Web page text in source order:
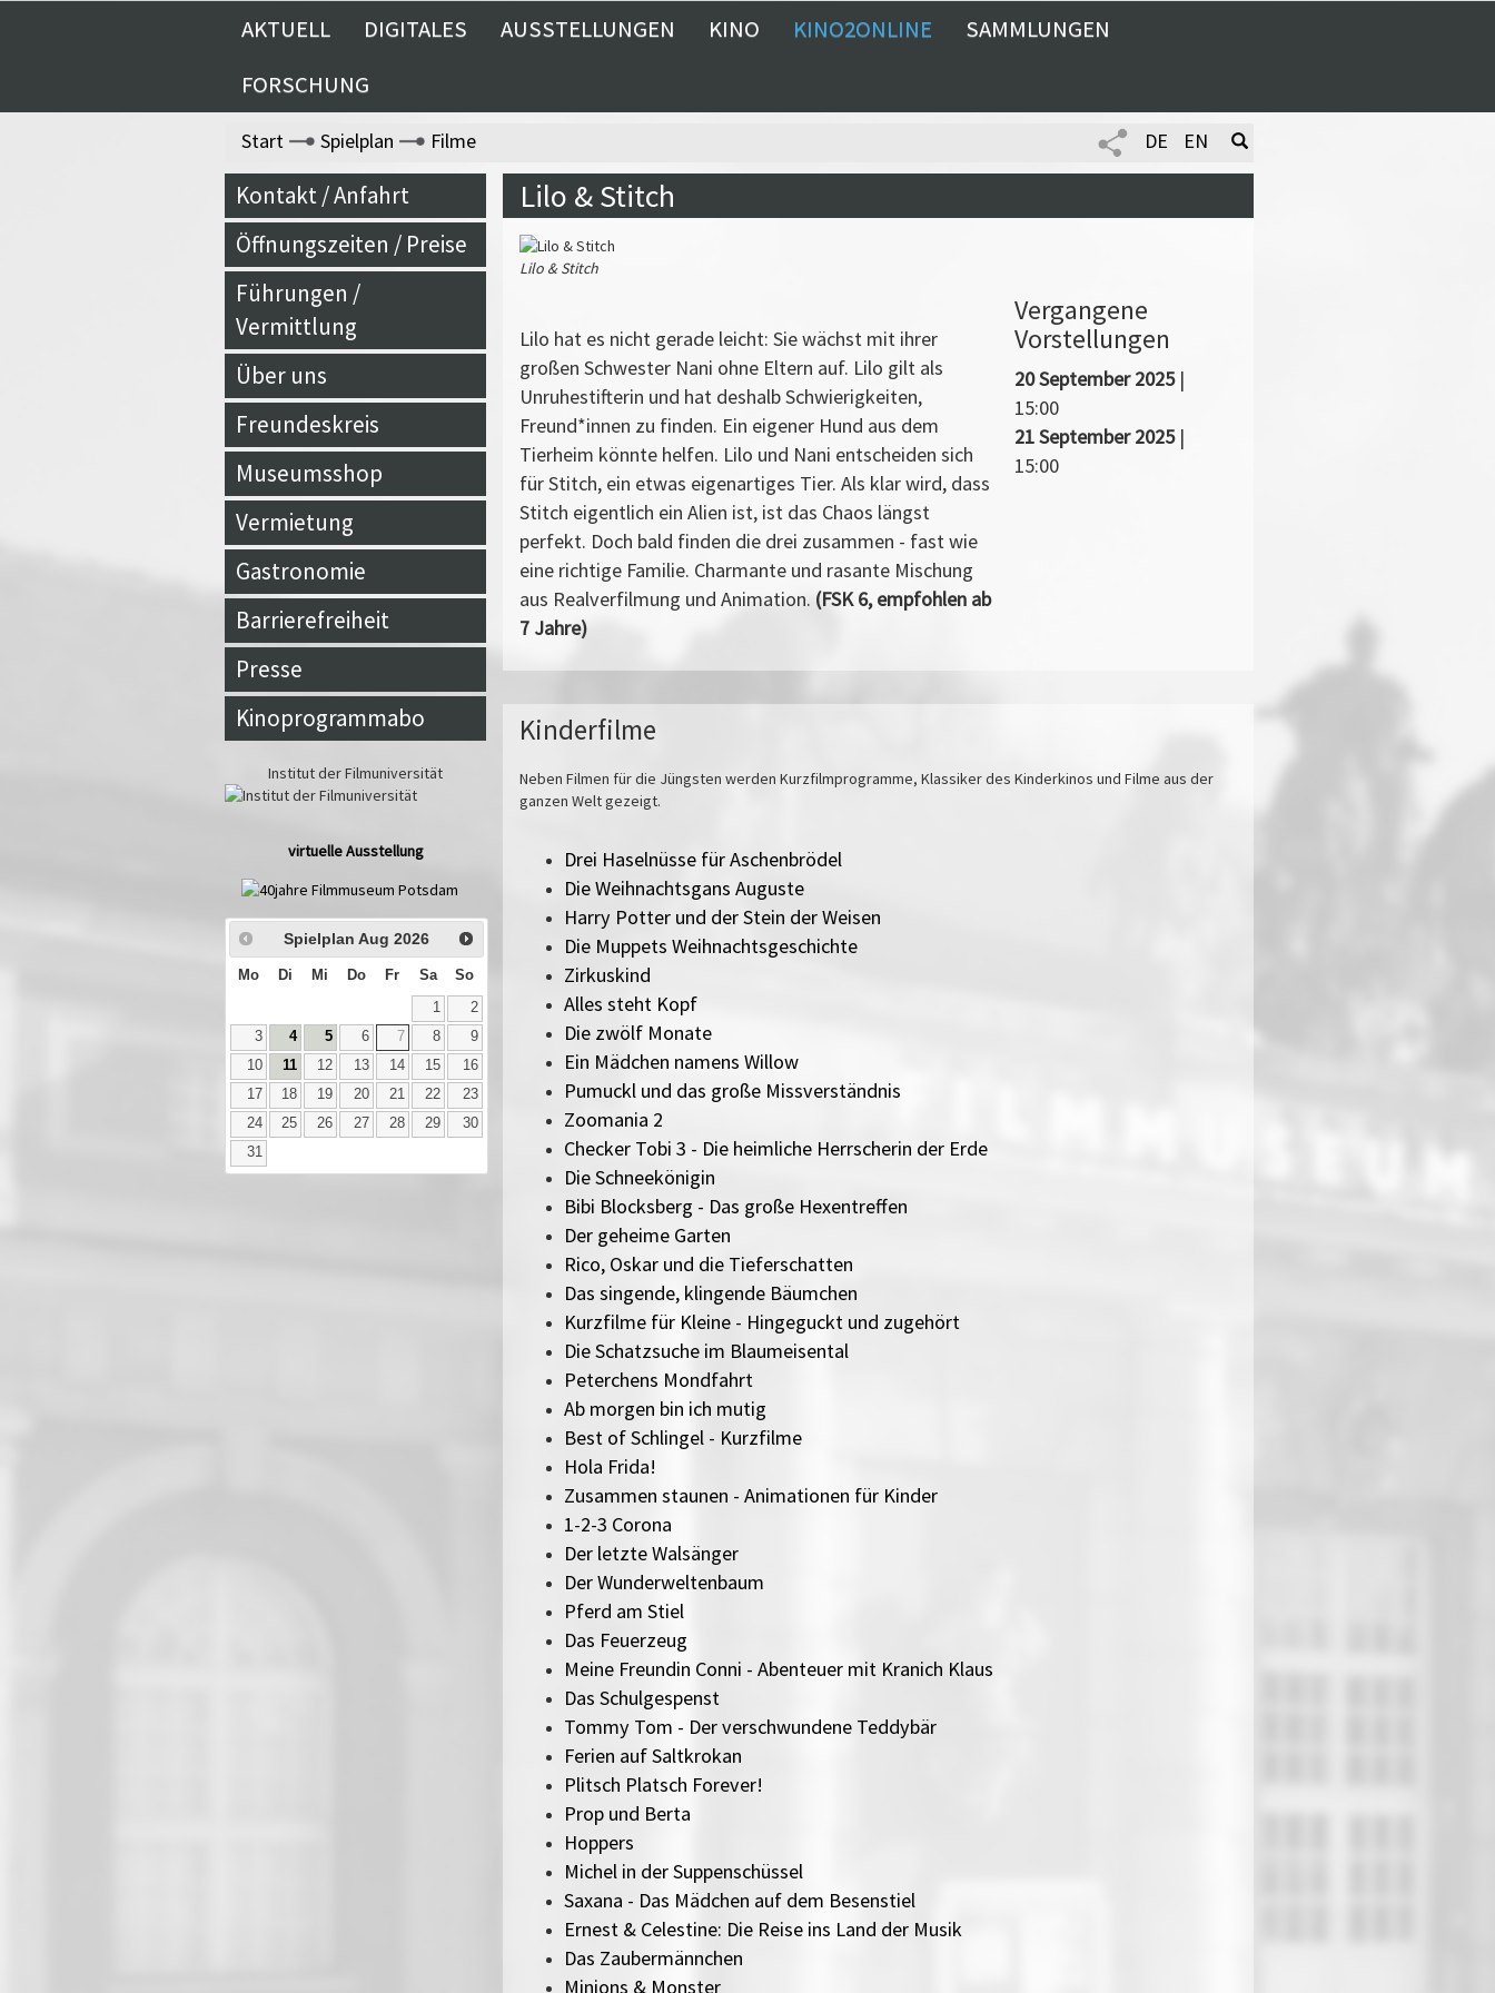
AKTUELL DIGITALES AUSSTELLUNGEN KINO KINO2ONLINE
SAMMLUNGEN
FORSCHUNG
Start Spielplan Filme DE EN
Kontakt / Anfahrt
Öffnungszeiten / Preise
Führungen /
Vermittlung
Über uns
Freundeskreis
Museumsshop
Vermietung
Gastronomie
Barrierefreiheit
Presse
Kinoprogrammabo
Institut der Filmuniversität
virtuelle Ausstellung
Spielplan Aug 2026
Mo Di Mi Do Fr Sa So
1
2
3
4 5 6 7 8
9
10
11 12 13 14 15
16
17
18 19 20 21 22
23
24
25 26 27 28 29
30
31
Lilo & Stitch
Lilo & Stitch
Lilo hat es nicht gerade leicht: Sie wächst mit ihrer
großen Schwester Nani ohne Eltern auf. Lilo gilt als
Unruhestifterin und hat deshalb Schwierigkeiten,
Freund*innen zu finden. Ein eigener Hund aus dem
Tierheim könnte helfen. Lilo und Nani entscheiden sich
für Stitch, ein etwas eigenartiges Tier. Als klar wird, dass
Stitch eigentlich ein Alien ist, ist das Chaos längst
perfekt. Doch bald finden die drei zusammen - fast wie
eine richtige Familie. Charmante und rasante Mischung
aus Realverfilmung und Animation. (FSK 6, empfohlen ab
7 Jahre)
Vergangene
Vorstellungen
20 September 2025|
15:00
21 September 2025|
15:00
Kinderfilme
Neben Filmen für die Jüngsten werden Kurzfilmprogramme, Klassiker des Kinderkinos und Filme aus der
ganzen Welt gezeigt.
Drei Haselnüsse für Aschenbrödel
Die Weihnachtsgans Auguste
Harry Potter und der Stein der Weisen
Die Muppets Weihnachtsgeschichte
Zirkuskind
Alles steht Kopf
Die zwölf Monate
Ein Mädchen namens Willow
Pumuckl und das große Missverständnis
Zoomania 2
Checker Tobi 3 - Die heimliche Herrscherin der Erde
Die Schneekönigin
Bibi Blocksberg - Das große Hexentreffen
Der geheime Garten
Rico, Oskar und die Tieferschatten
Das singende, klingende Bäumchen
Kurzfilme für Kleine - Hingeguckt und zugehört
Die Schatzsuche im Blaumeisental
Peterchens Mondfahrt
Ab morgen bin ich mutig
Best of Schlingel - Kurzfilme
Hola Frida!
Zusammen staunen - Animationen für Kinder
1-2-3 Corona
Der letzte Walsänger
Der Wunderweltenbaum
Pferd am Stiel
Das Feuerzeug
Meine Freundin Conni - Abenteuer mit Kranich Klaus
Das Schulgespenst
Tommy Tom - Der verschwundene Teddybär
Ferien auf Saltkrokan
Plitsch Platsch Forever!
Prop und Berta
Hoppers
Michel in der Suppenschüssel
Saxana - Das Mädchen auf dem Besenstiel
Ernest & Celestine: Die Reise ins Land der Musik
Das Zaubermännchen
Minions & Monster